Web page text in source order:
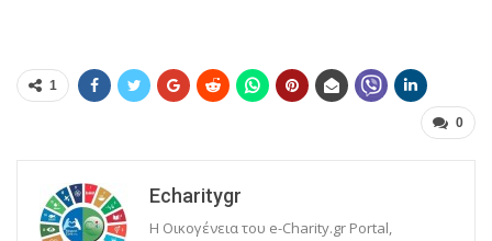
1
0
Echaritygr
Η Οικογένεια του e-Charity.gr Portal,